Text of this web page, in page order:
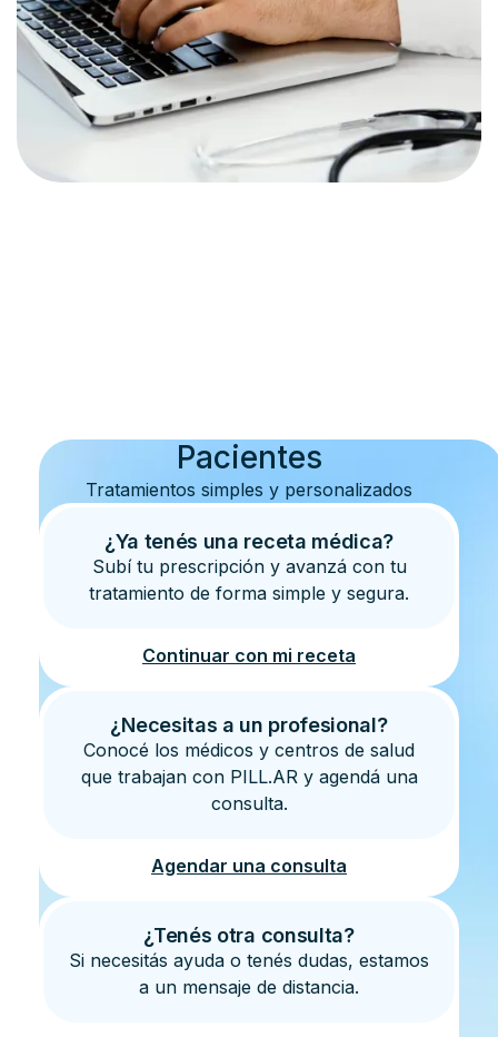
Pacientes
Tratamientos simples y personalizados
¿Ya tenés una receta médica?
Subí tu prescripción y avanzá con tu
tratamiento de forma simple y segura.
Continuar con mi receta
¿Necesitas a un profesional?
Conocé los médicos y centros de salud
que trabajan con PILL.AR y agendá una
consulta.
Agendar una consulta
¿Tenés otra consulta?
Si necesitás ayuda o tenés dudas, estamos
a un mensaje de distancia.